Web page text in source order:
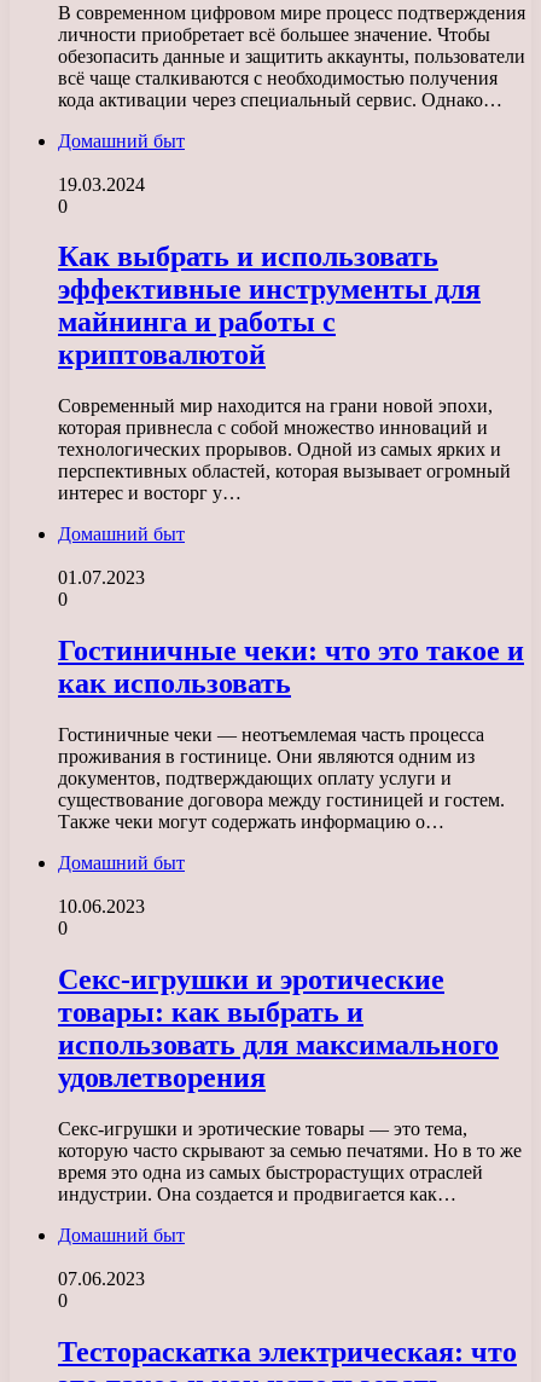
В современном цифровом мире процесс подтверждения
личности приобретает всё большее значение. Чтобы
обезопасить данные и защитить аккаунты, пользователи
всё чаще сталкиваются с необходимостью получения
кода активации через специальный сервис. Однако…
Домашний быт
19.03.2024
0
Как выбрать и использовать
эффективные инструменты для
майнинга и работы с
криптовалютой
Современный мир находится на грани новой эпохи,
которая привнесла с собой множество инноваций и
технологических прорывов. Одной из самых ярких и
перспективных областей, которая вызывает огромный
интерес и восторг у…
Домашний быт
01.07.2023
0
Гостиничные чеки: что это такое и
как использовать
Гостиничные чеки — неотъемлемая часть процесса
проживания в гостинице. Они являются одним из
документов, подтверждающих оплату услуги и
существование договора между гостиницей и гостем.
Также чеки могут содержать информацию о…
Домашний быт
10.06.2023
0
Секс-игрушки и эротические
товары: как выбрать и
использовать для максимального
удовлетворения
Секс-игрушки и эротические товары — это тема,
которую часто скрывают за семью печатями. Но в то же
время это одна из самых быстрорастущих отраслей
индустрии. Она создается и продвигается как…
Домашний быт
07.06.2023
0
Тестораскатка электрическая: что